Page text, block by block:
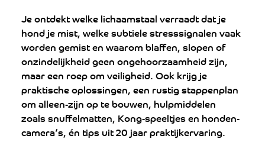
Je ontdekt welke lichaamstaal verraadt dat je
hond je mist, welke subtiele stresssignalen vaak
worden gemist en waarom blaffen, slopen of
onzindelijkheid geen ongehoorzaamheid zijn,
maar een roep om veiligheid. Ook krijg je
praktische oplossingen, een rustig stappenplan
om alleen-zijn op te bouwen, hulpmiddelen
zoals snuffelmatten, Kong-speeltjes en honden-
camera’s, én tips uit 20 jaar praktijkervaring.